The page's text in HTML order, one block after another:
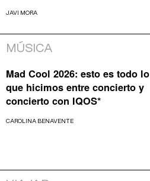
JAVI MORA
MÚSICA
Mad Cool 2026: esto es todo lo
que hicimos entre concierto y
concierto con IQOS*
CAROLINA BENAVENTE